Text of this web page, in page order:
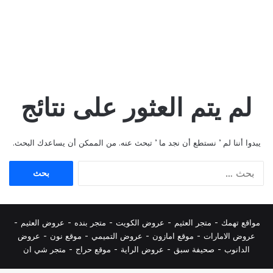
لم يتم العثور على نتائج
يبدوا أننا لم ’ نستطع أن نجد ما ’ تبحث عنه. من الممكن أن يساعدك البحث.
مواقع تهمك - متجر العثيم - عروض الكويت - متجر بنده - عروض العثيم -
عروض الامارات - موقع امازون - عروض التميمي - موقع نون - عروض
الدانوب - صحيفة سبق - عروض الراية - موقع حراج - متجر شي ان